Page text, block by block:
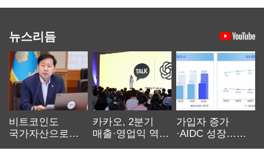
뉴스리듬
비트코인도
국가자산으로…'
카카오, 2분기
매출·영업익 역대
가입자 증가
·AIDC 성장…